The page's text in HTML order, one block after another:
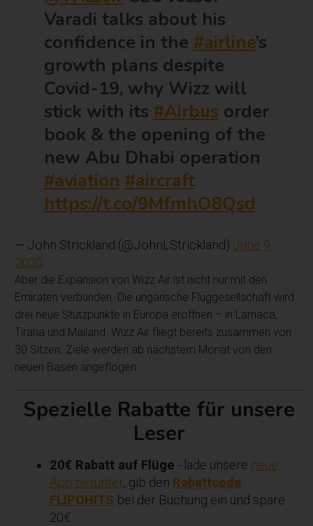
Varadi talks about his
confidence in the #airline’s
growth plans despite
Covid-19, why Wizz will
stick with its #Airbus order
book & the opening of the
new Abu Dhabi operation
#aviation #aircraft
https://t.co/9MfmhO8Qsd
— John Strickland (@JohnLStrickland) June 9,
2020
Aber die Expansion von Wizz Air ist nicht nur mit den
Emiraten verbunden. Die ungarische Fluggesellschaft wird
drei neue Stützpunkte in Europa eröffnen – in Larnaca,
Tirana und Mailand. Wizz Air fliegt bereits zusammen von
30 Sitzen. Ziele werden ab nächstem Monat von den
neuen Basen angeflogen.
Spezielle Rabatte für unsere
Leser
20€ Rabatt auf Flüge - lade unsere neue
App herunter, gib den Rabattcode
FLIPOHITS bei der Buchung ein und spare
20€.